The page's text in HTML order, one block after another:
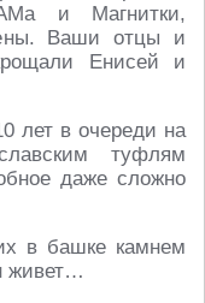
и Магнитки,
Ваши отцы и
Енисей и
лет в очереди на
туфлям
даже сложно
в башке камнем
живет…